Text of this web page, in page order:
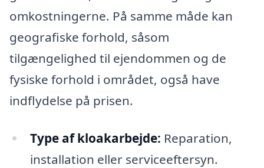
omkostningerne. På samme måde kan
geografiske forhold, såsom
tilgængelighed til ejendommen og de
fysiske forhold i området, også have
indflydelse på prisen.
Type af kloakarbejde: Reparation,
installation eller serviceeftersyn.